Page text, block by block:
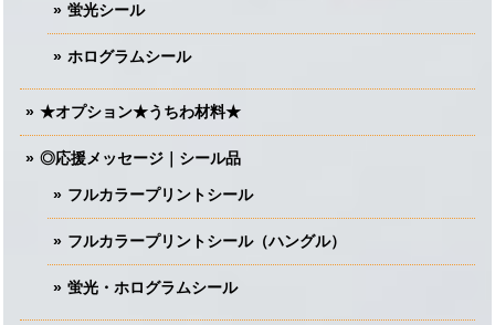
蛍光シール
ホログラムシール
★オプション★うちわ材料★
◎応援メッセージ｜シール品
フルカラープリントシール
フルカラープリントシール（ハングル）
蛍光・ホログラムシール